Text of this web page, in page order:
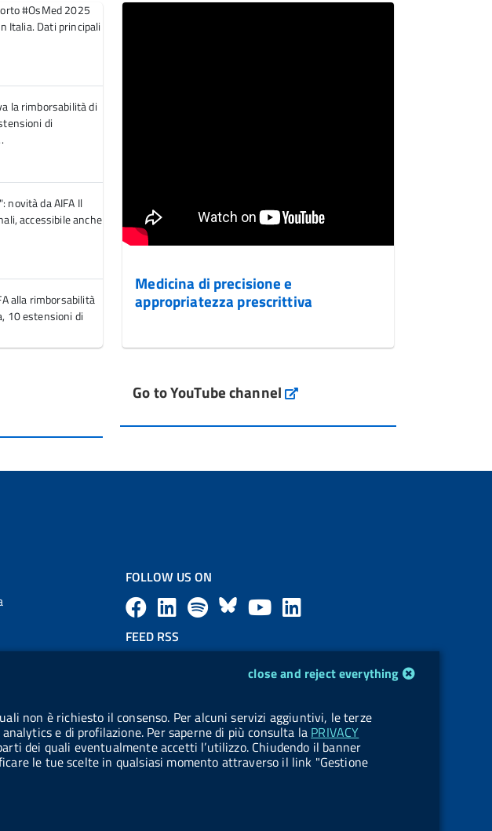
#OsMed 2025
Italia. Dati principali
la rimborsabilità di
di
novità da AIFA Il
accessibile anche
alla rimborsabilità
10 estensioni di
orfani rimborsati
Medicina di precisione e
appropriatezza prescrittiva
Go to YouTube channel
close and reject everything
non è richiesto il consenso. Per alcuni servizi aggiuntivi, le terze
e di profilazione. Per saperne di più consulta la PRIVACY
dei quali eventualmente accetti l’utilizzo. Chiudendo il banner
le tue scelte in qualsiasi momento attraverso il link "Gestione
FOLLOW US ON
F
a
b
o
L
e
d
l
.
B
u
s
k
Y
u
u
b
n
e
d
FEED RSS
e
d
Cookie management